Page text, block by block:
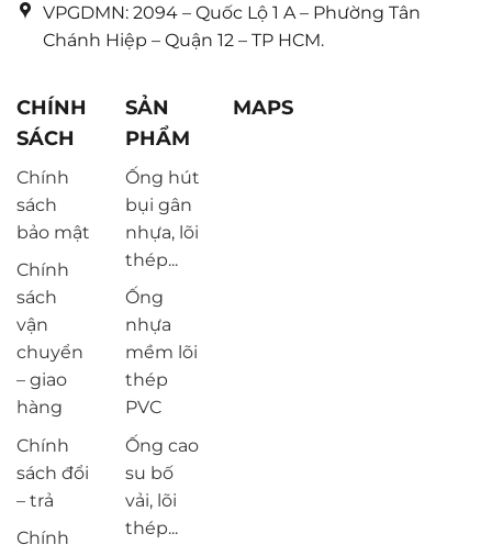
VPGDMN: 2094 – Quốc Lộ 1 A – Phường Tân
Chánh Hiệp – Quận 12 – TP HCM.
CHÍNH
SÁCH
Chính
sách
bảo mật
Chính
sách
vận
chuyển
– giao
hàng
Chính
sách đổi
– trả
Chính
SẢN
PHẨM
Ống hút
bụi gân
nhựa, lõi
thép...
Ống
nhựa
mềm lõi
thép
PVC
Ống cao
su bố
vải, lõi
thép...
MAPS